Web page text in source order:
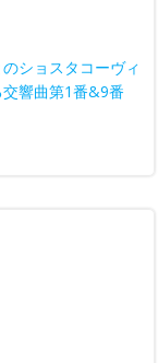
ショスタコーヴィ
響曲第1番&9番